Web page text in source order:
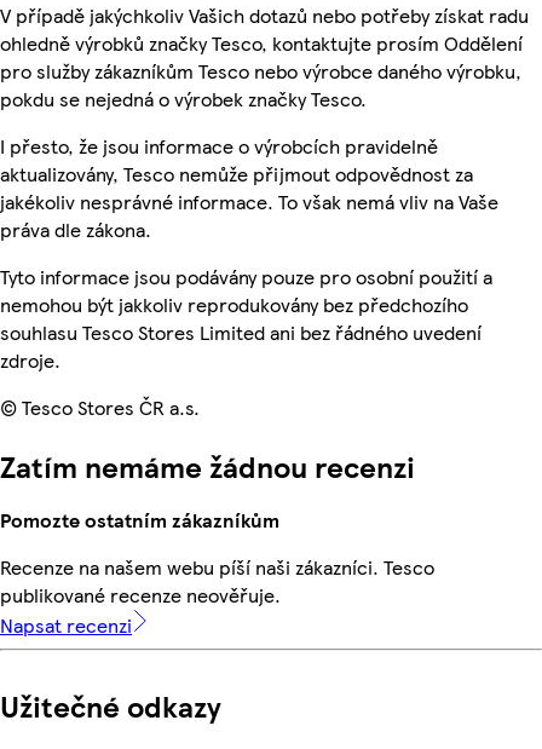
V případě jakýchkoliv Vašich dotazů nebo potřeby získat radu
ohledně výrobků značky Tesco, kontaktujte prosím Oddělení
pro služby zákazníkům Tesco nebo výrobce daného výrobku,
pokdu se nejedná o výrobek značky Tesco.
I přesto, že jsou informace o výrobcích pravidelně
aktualizovány, Tesco nemůže přijmout odpovědnost za
jakékoliv nesprávné informace. To však nemá vliv na Vaše
práva dle zákona.
Tyto informace jsou podávány pouze pro osobní použití a
nemohou být jakkoliv reprodukovány bez předchozího
souhlasu Tesco Stores Limited ani bez řádného uvedení
zdroje.
© Tesco Stores ČR a.s.
Zatím nemáme žádnou recenzi
Pomozte ostatním zákazníkům
Recenze na našem webu píší naši zákazníci. Tesco
publikované recenze neověřuje.
Napsat recenzi
Užitečné odkazy